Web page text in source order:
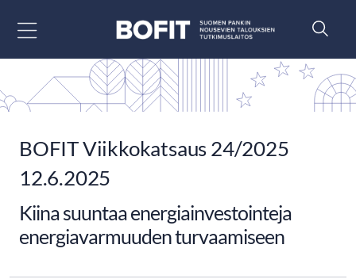
BOFIT Viikkokatsaus 24/2025
12.6.2025
Kiina suuntaa energiainvestointeja
energiavarmuuden turvaamiseen